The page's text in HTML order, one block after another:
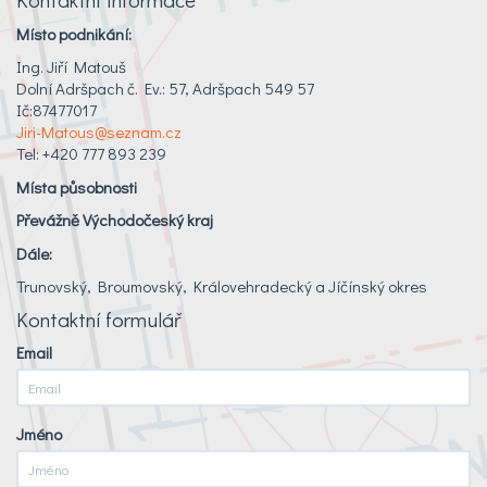
Místo podnikání:
Ing. Jiří Matouš
Dolní Adršpach č. Ev.: 57, Adršpach 549 57
Ič:87477017
Jiri-Matous@seznam.cz
Tel: +420 777 893 239
Místa působnosti
Převážně Východočeský kraj
Dále:
Trunovský, Broumovský, Královehradecký a Jíčínský okres
Kontaktní formulář
Email
Jméno